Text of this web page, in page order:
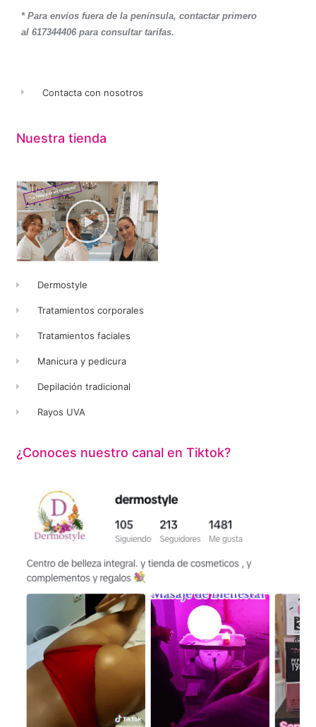
* Para envíos fuera de la península, contactar primero
al 617344406 para consultar tarifas.
Contacta con nosotros
Nuestra tienda
Dermostyle
Tratamientos corporales
Tratamientos faciales
Manicura y pedicura
Depilación tradicional
Rayos UVA
¿Conoces nuestro canal en Tiktok?